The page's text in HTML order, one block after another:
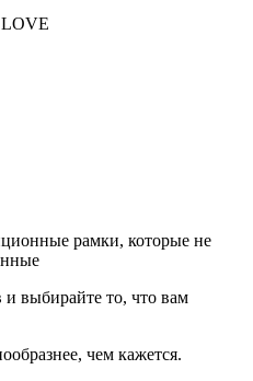
LOVE
рамки, которые не
выбирайте то, что вам
чем кажется.